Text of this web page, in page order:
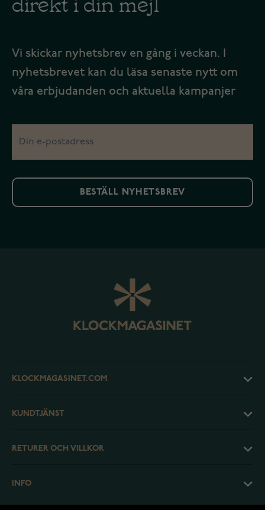
Vi skickar nyhetsbrev en gång i veckan. I
nyhetsbrevet kan du läsa senaste nytt om
våra erbjudanden och aktuella kampanjer
BESTÄLL NYHETSBREV
KLOCKMAGASINET.COM
KUNDTJÄNST
RETURER OCH VILLKOR
INFO